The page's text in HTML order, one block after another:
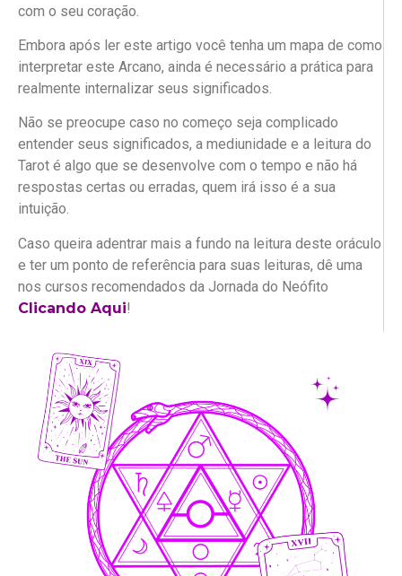
com o seu coração.
Embora após ler este artigo você tenha um mapa de como
interpretar este Arcano, ainda é necessário a prática para
realmente internalizar seus significados.
Não se preocupe caso no começo seja complicado
entender seus significados, a mediunidade e a leitura do
Tarot é algo que se desenvolve com o tempo e não há
respostas certas ou erradas, quem irá isso é a sua
intuição.
Caso queira adentrar mais a fundo na leitura deste oráculo
e ter um ponto de referência para suas leituras, dê uma
nos cursos recomendados da Jornada do Neófito
Clicando Aqui!